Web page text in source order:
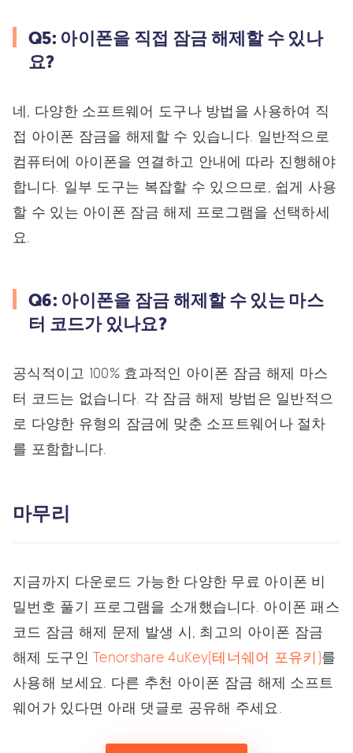
Q5: 아이폰을 직접 잠금 해제할 수 있나
요?
네, 다양한 소프트웨어 도구나 방법을 사용하여 직
접 아이폰 잠금을 해제할 수 있습니다. 일반적으로
컴퓨터에 아이폰을 연결하고 안내에 따라 진행해야
합니다. 일부 도구는 복잡할 수 있으므로, 쉽게 사용
할 수 있는 아이폰 잠금 해제 프로그램을 선택하세
요.
Q6: 아이폰을 잠금 해제할 수 있는 마스
터 코드가 있나요?
공식적이고 100% 효과적인 아이폰 잠금 해제 마스
터 코드는 없습니다. 각 잠금 해제 방법은 일반적으
로 다양한 유형의 잠금에 맞춘 소프트웨어나 절차
를 포함합니다.
마무리
지금까지 다운로드 가능한 다양한 무료 아이폰 비
밀번호 풀기 프로그램을 소개했습니다. 아이폰 패스
코드 잠금 해제 문제 발생 시, 최고의 아이폰 잠금
해제 도구인Tenorshare 4uKey(테너쉐어 포유키)를
사용해 보세요. 다른 추천 아이폰 잠금 해제 소프트
웨어가 있다면 아래 댓글로 공유해 주세요.